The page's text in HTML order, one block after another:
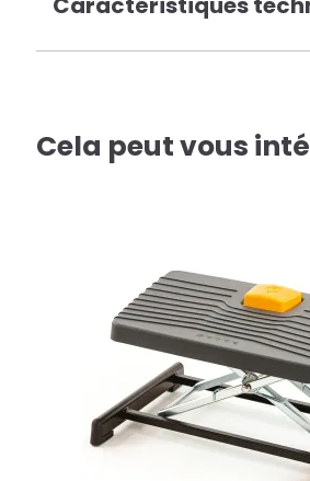
Cela peut vous